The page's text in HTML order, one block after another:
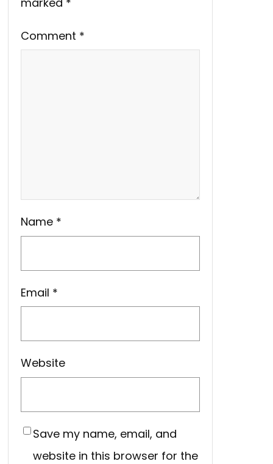
Comment *
Name *
Email *
Website
Save my name, email, and
website in this browser for the